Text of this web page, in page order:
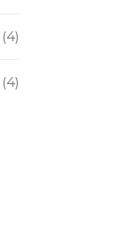
(4)
(4)